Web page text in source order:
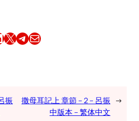
Share this article on X Share this article on TelegramEmail this Article
振
撒母耳記上 章節 – 2 – 呂振
中版本 – 繁体中文
→